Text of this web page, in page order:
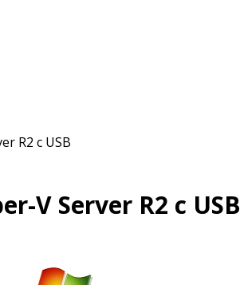
R2 с USB
V Server R2 с USB